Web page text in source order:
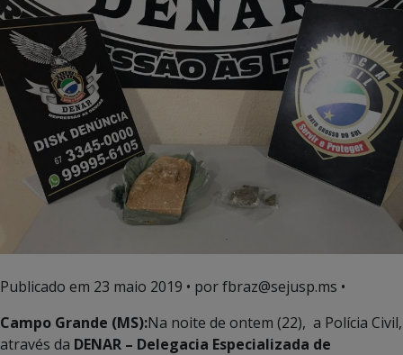
Publicado em 23 maio 2019 • por fbraz@sejusp.ms •
Campo Grande (MS):Na noite de ontem (22), a Polícia Civil,
através da DENAR – Delegacia Especializada de